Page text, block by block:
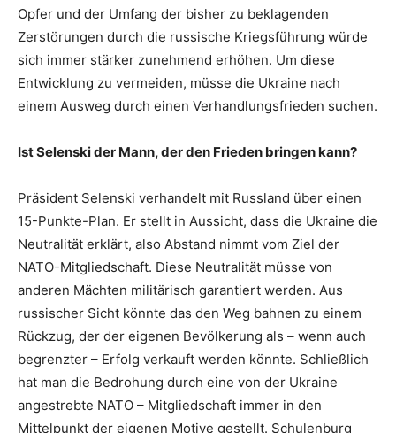
Opfer und der Umfang der bisher zu beklagenden
Zerstörungen durch die russische Kriegsführung würde
sich immer stärker zunehmend erhöhen. Um diese
Entwicklung zu vermeiden, müsse die Ukraine nach
einem Ausweg durch einen Verhandlungsfrieden suchen.
Ist Selenski der Mann, der den Frieden bringen kann?
Präsident Selenski verhandelt mit Russland über einen
15-Punkte-Plan. Er stellt in Aussicht, dass die Ukraine die
Neutralität erklärt, also Abstand nimmt vom Ziel der
NATO-Mitgliedschaft. Diese Neutralität müsse von
anderen Mächten militärisch garantiert werden. Aus
russischer Sicht könnte das den Weg bahnen zu einem
Rückzug, der der eigenen Bevölkerung als – wenn auch
begrenzter – Erfolg verkauft werden könnte. Schließlich
hat man die Bedrohung durch eine von der Ukraine
angestrebte NATO – Mitgliedschaft immer in den
Mittelpunkt der eigenen Motive gestellt. Schulenburg